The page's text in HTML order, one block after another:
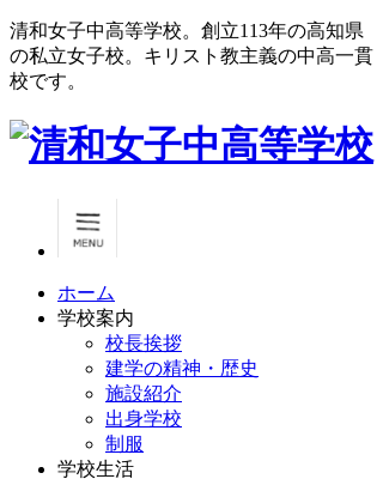
清和女子中高等学校。創立113年の高知県
の私立女子校。キリスト教主義の中高一貫
校です。
ホーム
学校案内
校長挨拶
建学の精神・歴史
施設紹介
出身学校
制服
学校生活